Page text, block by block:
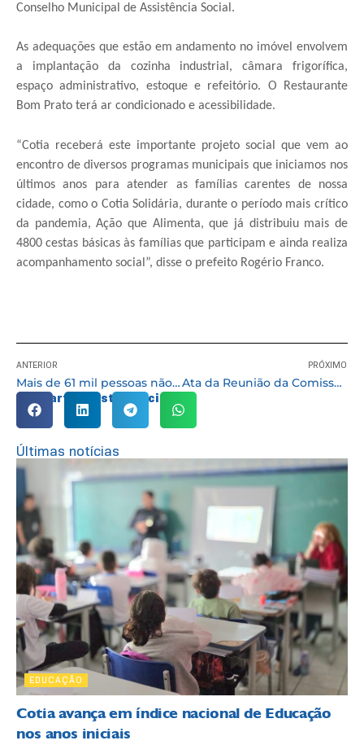
Conselho Municipal de Assistência Social.
As adequações que estão em andamento no imóvel envolvem
a implantação da cozinha industrial, câmara frigorífica,
espaço administrativo, estoque e refeitório. O Restaurante
Bom Prato terá ar condicionado e acessibilidade.
“Cotia receberá este importante projeto social que vem ao
encontro de diversos programas municipais que iniciamos nos
últimos anos para atender as famílias carentes de nossa
cidade, como o Cotia Solidária, durante o período mais crítico
da pandemia, Ação que Alimenta, que já distribuiu mais de
4800 cestas básicas às famílias que participam e ainda realiza
acompanhamento social”, disse o prefeito Rogério Franco.
ANTERIOR
Mais de 61 mil pessoas não voltaram à UBS para receber a 3ª dose da vacina contra covid-19
PRÓXIMO
Ata da Reunião da Comissão Chamamento Público – Prev. Complementar
Compartilhe esta notícia:
Últimas notícias
EDUCAÇÃO
Cotia avança em índice nacional de Educação
nos anos iniciais